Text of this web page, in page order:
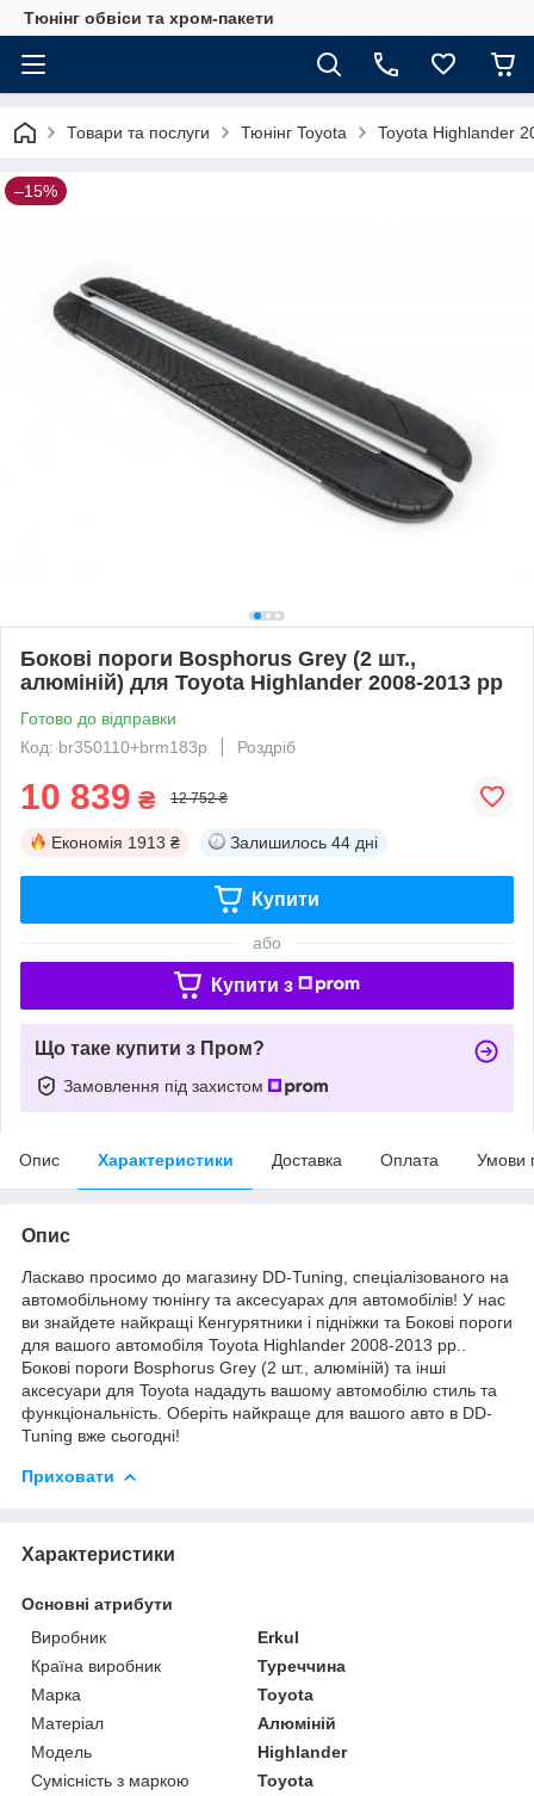
Тюнінг обвіси та хром-пакети
Товари та послуги Тюнінг Toyota Toyota Highlander
–15%
Бокові пороги Bosphorus Grey (2 шт.,
алюміній) для Toyota Highlander 2008-2013 рр
Готово до відправки
Код: br350110+brm183p
Роздріб
10 839 ₴ 12 752 ₴
Економія 1913 ₴ Залишилось 44 дні
Купити
або
Купити з
Що таке купити з Пром?
Замовлення під захистом
Опис Характеристики Доставка Оплата Умови
Опис
Ласкаво просимо до магазину DD-Tuning, спеціалізованого на
автомобільному тюнінгу та аксесуарах для автомобілів! У нас
ви знайдете найкращі Кенгурятники і підніжки та Бокові пороги
для вашого автомобіля Toyota Highlander 2008-2013 рр..
Бокові пороги Bosphorus Grey (2 шт., алюміній) та інші
аксесуари для Toyota нададуть вашому автомобілю стиль та
функціональність. Оберіть найкраще для вашого авто в DD-
Tuning вже сьогодні!
Приховати
Характеристики
Основні атрибути
Виробник
Erkul
Країна виробник
Туреччина
Марка
Toyota
Матеріал
Алюміній
Модель
Highlander
Сумісність з маркою
Toyota